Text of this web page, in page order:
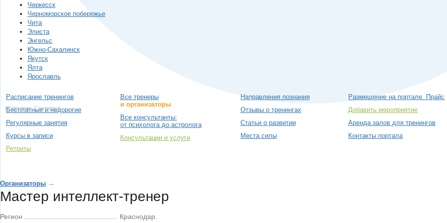
Черкесск
Черноморское побережье
Чита
Элиста
Энгельс
Южно-Сахалинск
Якутск
Ялта
Ярославль
Например, Сантерия
Расписание тренингов
Бесплатные и недорогие
Регулярные занятия
Курсы в записи
Ретриты
Все тренеры
и организаторы
Все консультанты:
от психолога до астролога
Консультации и услуги
Направления познания
Отзывы о тренингах
Статьи о развитии
Места силы
Размещение на портале. Прайс
Добавить мероприятие
Аренда залов для тренингов
Контакты портала
Организаторы →
Мастер интеллект-тренер
Регион Краснодар.